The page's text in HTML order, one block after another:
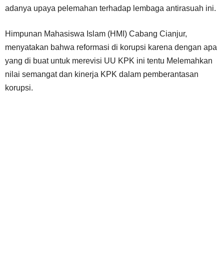
adanya upaya pelemahan terhadap lembaga antirasuah ini.
Himpunan Mahasiswa Islam (HMI) Cabang Cianjur,
menyatakan bahwa reformasi di korupsi karena dengan apa
yang di buat untuk merevisi UU KPK ini tentu Melemahkan
nilai semangat dan kinerja KPK dalam pemberantasan
korupsi.